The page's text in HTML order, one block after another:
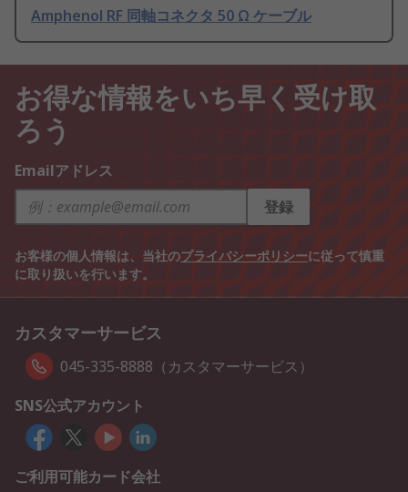
Amphenol RF 同軸コネクタ 50 Ω ケーブル
お得な情報をいち早く受け取
ろう
Emailアドレス
登録
お客様の個人情報は、当社のプライバシーポリシーに従って慎重
に取り扱いを行います。
カスタマーサービス
045-335-8888（カスタマーサービス）
SNS公式アカウント
ご利用可能カード会社